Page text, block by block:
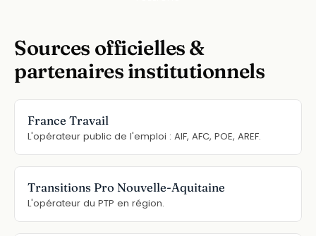
Sources officielles &
partenaires institutionnels
France Travail
L'opérateur public de l'emploi : AIF, AFC, POE, AREF.
Transitions Pro Nouvelle-Aquitaine
L'opérateur du PTP en région.